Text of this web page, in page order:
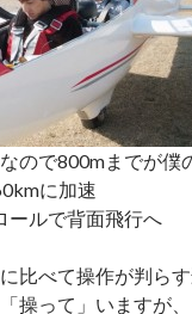
ので800mまでが僕
に加速
ールで背面飛行へ
比べて操作が判ら
操って」いますが、